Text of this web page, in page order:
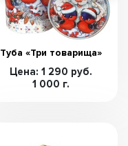
Туба «Три товарища»
Цена: 1 290 руб.
1 000 г.